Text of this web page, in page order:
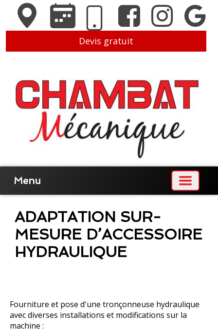
Devis gratuit
Menu
ADAPTATION SUR-
MESURE D’ACCESSOIRE
HYDRAULIQUE
Fourniture et pose d'une tronçonneuse hydraulique
avec diverses installations et modifications sur la
machine :